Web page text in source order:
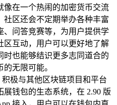
像在一个热闹的加密货币交流
社区还会不定期举办各种丰富
、问答竞赛等，为用户提供学
区互动，用户可以更好地了解
时也能够结识更多志同道合的
无限可能。
积极与其他区块链项目和平台
钱包的生态系统，在 2.90 版